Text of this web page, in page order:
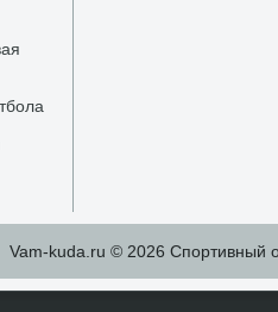
Vam-kuda.ru © 2026 Спортивный